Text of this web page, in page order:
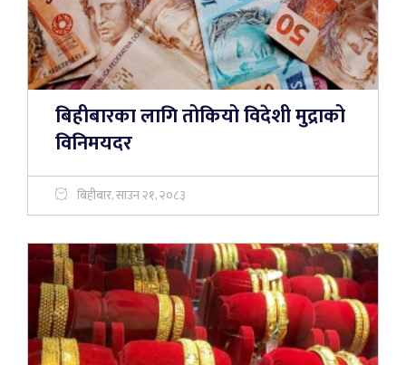
बिहीबारका लागि तोकियो विदेशी मुद्राको
विनिमयदर
बिहीबार, साउन २१, २०८३